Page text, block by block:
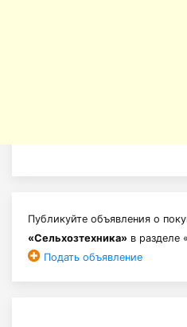
Публикуйте объявления о
«Сельхозтехника» в разделе
Подать объявление